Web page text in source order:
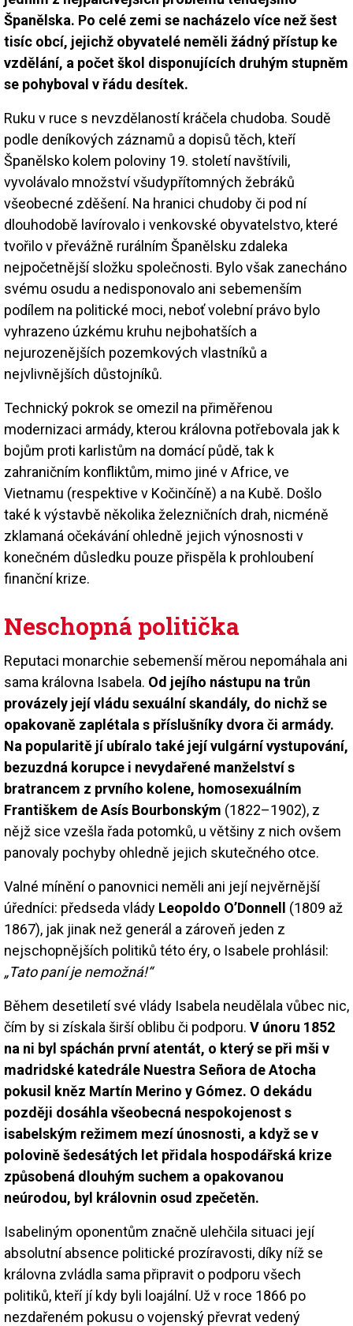
Španělska. Po celé zemi se nacházelo více než šest
tisíc obcí, jejichž obyvatelé neměli žádný přístup ke
vzdělání, a počet škol disponujících druhým stupněm
se pohyboval v řádu desítek.
Ruku v ruce s nevzdělaností kráčela chudoba. Soudě
podle deníkových záznamů a dopisů těch, kteří
Španělsko kolem poloviny 19. století navštívili,
vyvolávalo množství všudypřítomných žebráků
všeobecné zděšení. Na hranici chudoby či pod ní
dlouhodobě lavírovalo i venkovské obyvatelstvo, které
tvořilo v převážně rurálním Španělsku zdaleka
nejpočetnější složku společnosti. Bylo však zanecháno
svému osudu a nedisponovalo ani sebemenším
podílem na politické moci, neboť volební právo bylo
vyhrazeno úzkému kruhu nejbohatších a
nejurozenějších pozemkových vlastníků a
nejvlivnějších důstojníků.
Technický pokrok se omezil na přiměřenou
modernizaci armády, kterou královna potřebovala jak k
bojům proti karlistům na domácí půdě, tak k
zahraničním konfliktům, mimo jiné v Africe, ve
Vietnamu (respektive v Kočinčíně) a na Kubě. Došlo
také k výstavbě několika železničních drah, nicméně
zklamaná očekávání ohledně jejich výnosnosti v
konečném důsledku pouze přispěla k prohloubení
finanční krize.
Neschopná politička
Reputaci monarchie sebemenší měrou nepomáhala ani
sama královna Isabela. Od jejího nástupu na trůn
provázely její vládu sexuální skandály, do nichž se
opakovaně zaplétala s příslušníky dvora či armády.
Na popularitě jí ubíralo také její vulgární vystupování,
bezuzdná korupce i nevydařené manželství s
bratrancem z prvního kolene, homosexuálním
Františkem de Asís Bourbonským (1822–1902), z
nějž sice vzešla řada potomků, u většiny z nich ovšem
panovaly pochyby ohledně jejich skutečného otce.
Valné mínění o panovnici neměli ani její nejvěrnější
úředníci: předseda vlády Leopoldo O’Donnell (1809 až
1867), jak jinak než generál a zároveň jeden z
nejschopnějších politiků této éry, o Isabele prohlásil:
„Tato paní je nemožná!“
Během desetiletí své vlády Isabela neudělala vůbec nic,
čím by si získala širší oblibu či podporu. V únoru 1852
na ni byl spáchán první atentát, o který se při mši v
madridské katedrále Nuestra Señora de Atocha
pokusil kněz Martín Merino y Gómez. O dekádu
později dosáhla všeobecná nespokojenost s
isabelským režimem mezí únosnosti, a když se v
polovině šedesátých let přidala hospodářská krize
způsobená dlouhým suchem a opakovanou
neúrodou, byl královnin osud zpečetěn.
Isabeliným oponentům značně ulehčila situaci její
absolutní absence politické prozíravosti, díky níž se
královna zvládla sama připravit o podporu všech
politiků, kteří jí kdy byli loajální. Už v roce 1866 po
nezdařeném pokusu o vojenský převrat vedený